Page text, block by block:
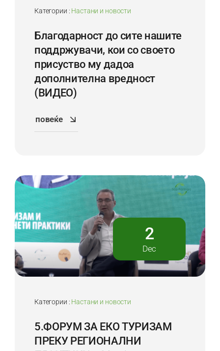
Категории : Настани и новости
Благодарност до сите нашите
поддржувачи, кои со своето
присуство му дадоа
дoполнителна вредност
(ВИДЕО)
повеќе
2
Dec
Категории : Настани и новости
5.ФОРУМ ЗА ЕКО ТУРИЗАМ
ПРЕКУ РЕГИОНАЛНИ